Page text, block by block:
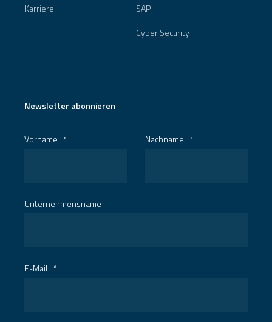
Karriere
SAP
Cyber Security
Newsletter abonnieren
Vorname * Nachname *
Unternehmensname
E-Mail *